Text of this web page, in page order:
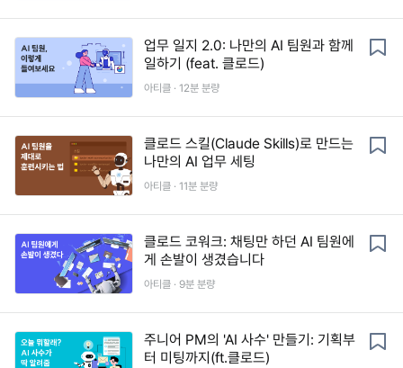
업무 일지 2.0: 나만의 AI 팀원과 함께
일하기 (feat. 클로드)
아티클 · 12분 분량
클로드 스킬(Claude Skills)로 만드는
나만의 AI 업무 세팅
아티클 · 11분 분량
클로드 코워크: 채팅만 하던 AI 팀원에
게 손발이 생겼습니다
아티클 · 9분 분량
주니어 PM의 'AI 사수' 만들기: 기획부
터 미팅까지(ft.클로드)